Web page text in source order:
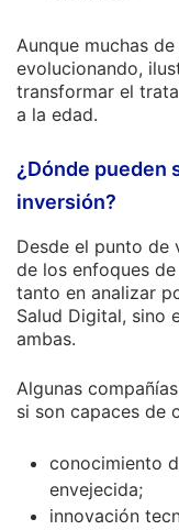
Aunque muchas
evolucionando,
transformar el
a la edad.
¿Dónde pueden
inversión?
Desde el punto de
de los enfoques
tanto en analizar
Salud Digital, sino
ambas.
Algunas
si son capaces de
conocimiento
envejecida;
innovación